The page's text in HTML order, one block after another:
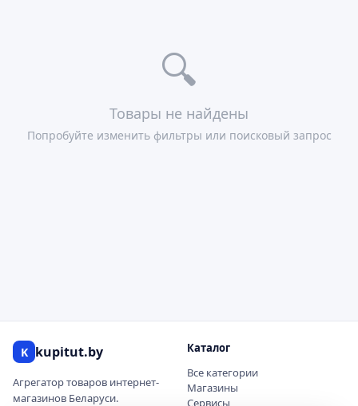
🔍
Товары не найдены
Попробуйте изменить фильтры или поисковый запрос
K kupitut.by
Агрегатор товаров интернет-
магазинов Беларуси.
Каталог
Все категории
Магазины
Сервисы